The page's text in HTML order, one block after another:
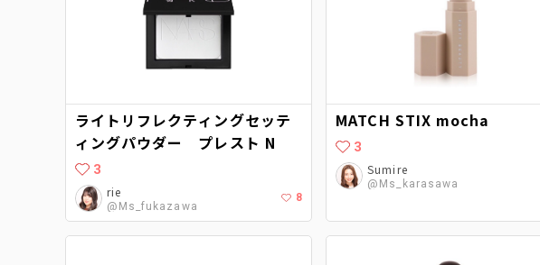
ライトリフレクティングセッテ
ィングパウダー プレスト N
3
rie
@Ms_fukazawa
8
MATCH STIX mocha
3
Sumire
@Ms_karasawa